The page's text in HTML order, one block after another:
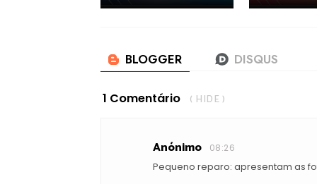
1 Comentário ( HIDE )
Anónimo 08:26
Pequeno reparo: apresentam as